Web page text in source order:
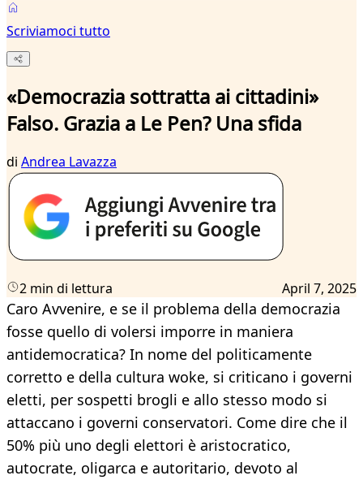
Scriviamoci tutto
«Democrazia sottratta ai cittadini»
Falso. Grazia a Le Pen? Una sfida
di Andrea Lavazza
2 min di lettura April 7, 2025
Caro Avvenire, e se il problema della democrazia
fosse quello di volersi imporre in maniera
antidemocratica? In nome del politicamente
corretto e della cultura woke, si criticano i governi
eletti, per sospetti brogli e allo stesso modo si
attaccano i governi conservatori. Come dire che il
50% più uno degli elettori è aristocratico,
autocrate, oligarca e autoritario, devoto al